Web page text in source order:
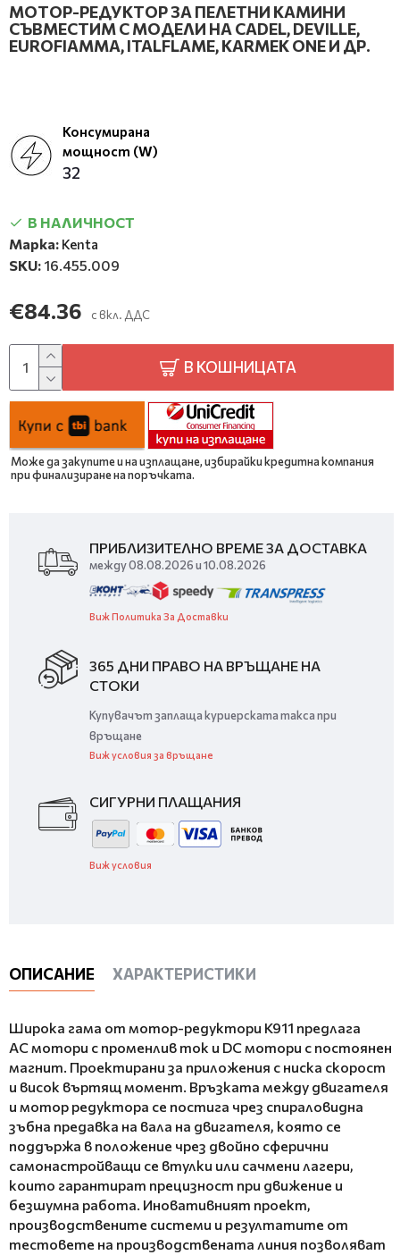
МОТОР-РЕДУКТОР ЗА ПЕЛЕТНИ КАМИНИ
СЪВМЕСТИМ С МОДЕЛИ НА CADEL, DEVILLE,
EUROFIAMMA, ITALFLAME, KARMEK ONE И ДР.
Консумирана
мощност (W)
32
В НАЛИЧНОСТ
Марка: Kenta
SKU: 16.455.009
€84.36 с вкл. ДДС
В КОШНИЦАТА
Може да закупите и на изплащане, избирайки кредитна компания
при финализиране на поръчката.
ПРИБЛИЗИТЕЛНО ВРЕМЕ ЗА ДОСТАВКА
между 08.08.2026 и 10.08.2026
Виж Политика За Доставки
365 ДНИ ПРАВО НА ВРЪЩАНЕ НА
СТОКИ
Купувачът заплаща куриерската такса при
връщане
Виж условия за връщане
СИГУРНИ ПЛАЩАНИЯ
Виж условия
ОПИСАНИЕ ХАРАКТЕРИСТИКИ
Широка гама от мотор-редуктори K911 предлага
AC мотори с променлив ток и DC мотори с постоянен
магнит. Проектирани за приложения с ниска скорост
и висок въртящ момент. Връзката между двигателя
и мотор редуктора се постига чрез спираловидна
зъбна предавка на вала на двигателя, която се
поддържа в положение чрез двойно сферични
самонастройващи се втулки или сачмени лагери,
които гарантират прецизност при движение и
безшумна работа. Иновативният проект,
производствените системи и резултатите от
тестовете на производствената линия позволяват